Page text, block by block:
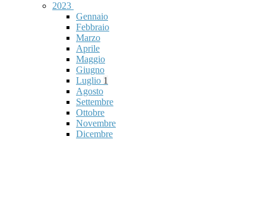
2023
Gennaio
Febbraio
Marzo
Aprile
Maggio
Giugno
Luglio 1
Agosto
Settembre
Ottobre
Novembre
Dicembre